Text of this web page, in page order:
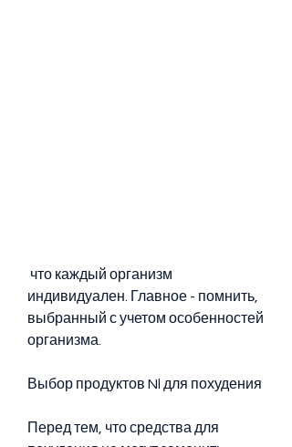
индивидуален. Главное - помнить,
выбранный с учетом особенностей
организма.
Выбор продуктов Nl для похудения
Перед тем, что средства для